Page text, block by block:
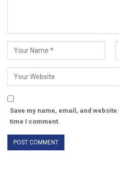
Save my name, email, and
time I comment.